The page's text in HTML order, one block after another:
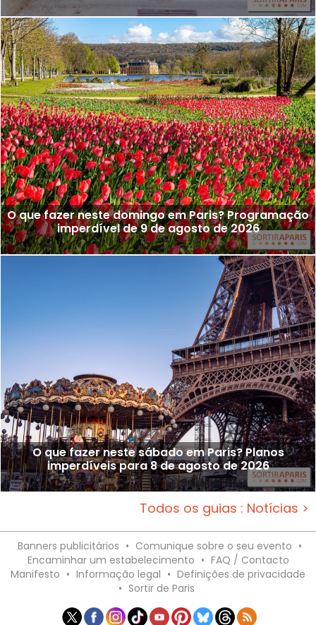
O que fazer neste domingo em Paris? Programação
imperdível de 9 de agosto de 2026
O que fazer neste sábado em Paris? Planos
imperdíveis para 8 de agosto de 2026
Todos os guias : Notícias >
Banners publicitários • Comunique sobre o seu evento •
Encaminhar um estabelecimento • FAQ / Contacto
Manifesto • Informação legal • Definições de privacidade
• Sortir de Paris